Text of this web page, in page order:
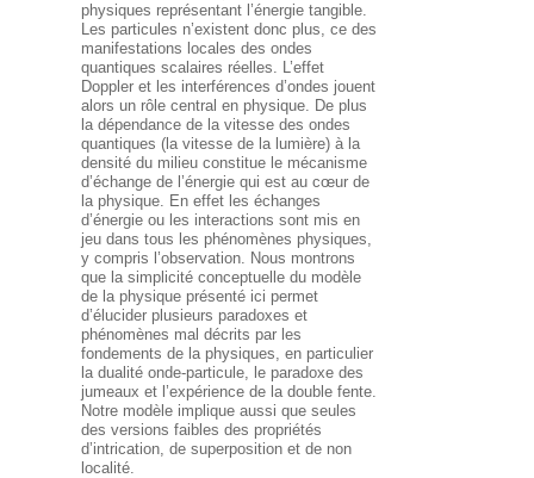
physiques représentant l’énergie tangible.
Les particules n’existent donc plus, ce des
manifestations locales des ondes
quantiques scalaires réelles. L’effet
Doppler et les interférences d’ondes jouent
alors un rôle central en physique. De plus
la dépendance de la vitesse des ondes
quantiques (la vitesse de la lumière) à la
densité du milieu constitue le mécanisme
d’échange de l’énergie qui est au cœur de
la physique. En effet les échanges
d’énergie ou les interactions sont mis en
jeu dans tous les phénomènes physiques,
y compris l’observation. Nous montrons
que la simplicité conceptuelle du modèle
de la physique présenté ici permet
d’élucider plusieurs paradoxes et
phénomènes mal décrits par les
fondements de la physiques, en particulier
la dualité onde-particule, le paradoxe des
jumeaux et l’expérience de la double fente.
Notre modèle implique aussi que seules
des versions faibles des propriétés
d’intrication, de superposition et de non
localité.